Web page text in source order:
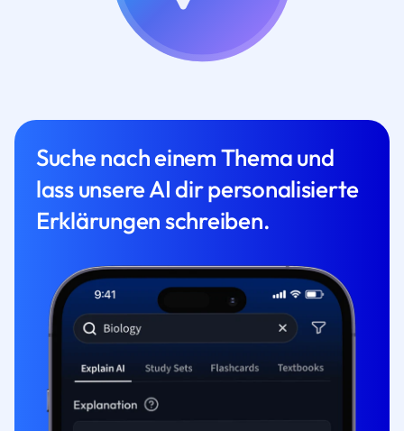
Suche nach einem Thema und
lass unsere AI dir personalisierte
Erklärungen schreiben.